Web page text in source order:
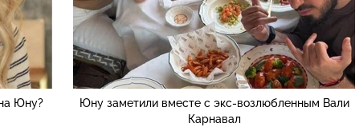
Юну?
Юну заметили вместе с экс-возлюбленным Вали
Карнавал